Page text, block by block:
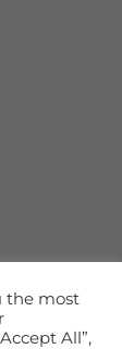
the most
All”,